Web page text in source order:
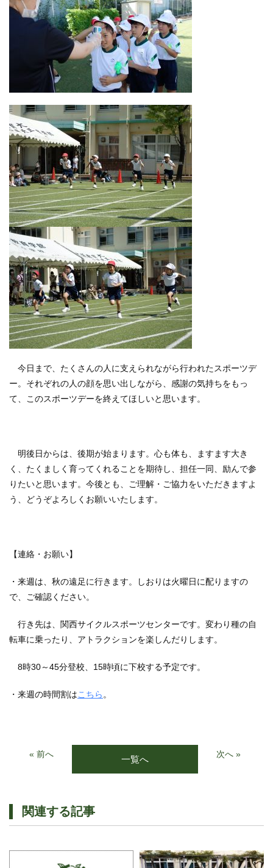
今日まで、たくさんの人に支えられながら行われたスポーツデ
ー。それぞれの人の顔を思い出しながら、感謝の気持ちをもっ
て、このスポーツデーを終えてほしいと思います。
明後日からは、後期が始まります。心も体も、ますます大き
く、たくましく育ってくれることを期待し、担任一同、励んで参
りたいと思います。今後とも、ご理解・ご協力をいただきますよ
う、どうぞよろしくお願いいたします。
【連絡・お願い】
・来週は、秋の遠足に行きます。しおりは火曜日に配りますの
で、ご確認ください。
行き先は、関西サイクルスポーツセンターです。変わり種の自
転車に乗ったり、アトラクションを楽しんだりします。
8時30～45分登校、15時頃に下校する予定です。
・来週の時間割はこちら。
« 前へ 一覧へ 次へ »
関連する記事